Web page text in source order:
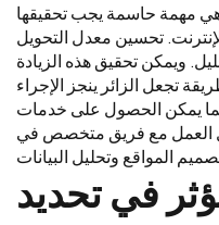
هي مهمة حاسمة يجب تحقيقها
تحسين معدل التحويل
ويمكن تحقيق هذه الزيادة
تجعل الزائر ينجز الإجراء
يمكن الحصول على خدمات
العمل مع فريق متخصص في
في تحديد